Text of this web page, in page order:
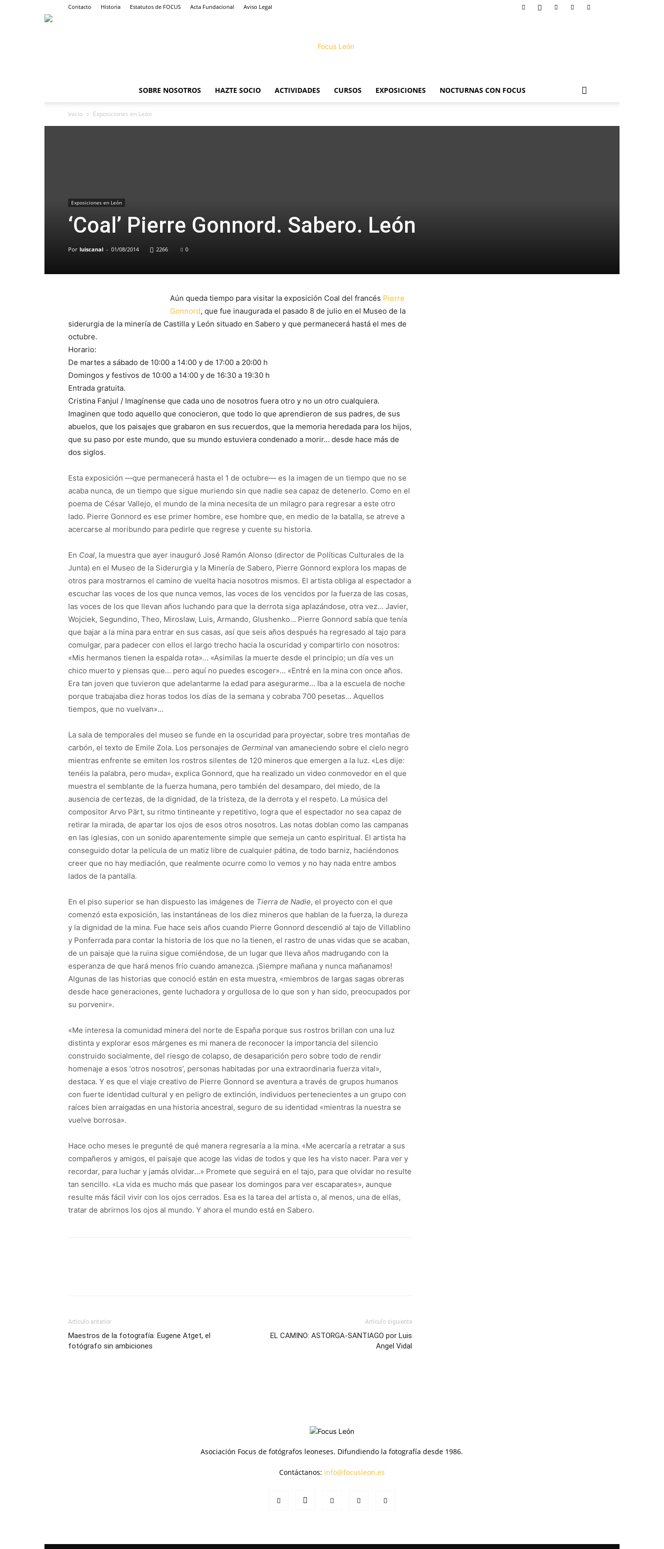
Contacto Historia Estatutos de FOCUS Acta Fundacional Aviso Legal
SOBRE NOSOTROS HAZTE SOCIO ACTIVIDADES CURSOS EXPOSICIONES NOCTURNAS CON FOCUS
Inicio Exposiciones en León
Exposiciones en León
‘Coal’ Pierre Gonnord. Sabero. León
Por luiscanal - 01/08/2014 2266 0
Aún queda tiempo para visitar la exposición Coal del francés Pierre
Gonnord, que fue inaugurada el pasado 8 de julio en el Museo de la
siderurgia de la minería de Castilla y León situado en Sabero y que permanecerá hastá el mes de
octubre.
Horario:
De martes a sábado de 10:00 a 14:00 y de 17:00 a 20:00 h
Domingos y festivos de 10:00 a 14:00 y de 16:30 a 19:30 h
Entrada gratuita.
Cristina Fanjul / Imagínense que cada uno de nosotros fuera otro y no un otro cualquiera.
Imaginen que todo aquello que conocieron, que todo lo que aprendieron de sus padres, de sus
abuelos, que los paisajes que grabaron en sus recuerdos, que la memoria heredada para los hijos,
que su paso por este mundo, que su mundo estuviera condenado a morir… desde hace más de
dos siglos.
Esta exposición —que permanecerá hasta el 1 de octubre— es la imagen de un tiempo que no se
acaba nunca, de un tiempo que sigue muriendo sin que nadie sea capaz de detenerlo. Como en el
poema de César Vallejo, el mundo de la mina necesita de un milagro para regresar a este otro
lado. Pierre Gonnord es ese primer hombre, ese hombre que, en medio de la batalla, se atreve a
acercarse al moribundo para pedirle que regrese y cuente su historia.
En Coal, la muestra que ayer inauguró José Ramón Alonso (director de Políticas Culturales de la
Junta) en el Museo de la Siderurgia y la Minería de Sabero, Pierre Gonnord explora los mapas de
otros para mostrarnos el camino de vuelta hacia nosotros mismos. El artista obliga al espectador a
escuchar las voces de los que nunca vemos, las voces de los vencidos por la fuerza de las cosas,
las voces de los que llevan años luchando para que la derrota siga aplazándose, otra vez… Javier,
Wojciek, Segundino, Theo, Miroslaw, Luis, Armando, Glushenko… Pierre Gonnord sabía que tenía
que bajar a la mina para entrar en sus casas, así que seis años después ha regresado al tajo para
comulgar, para padecer con ellos el largo trecho hacia la oscuridad y compartirlo con nosotros:
«Mis hermanos tienen la espalda rota»… «Asimilas la muerte desde el principio; un día ves un
chico muerto y piensas que… pero aquí no puedes escoger»… «Entré en la mina con once años.
Era tan joven que tuvieron que adelantarme la edad para asegurarme… Iba a la escuela de noche
porque trabajaba diez horas todos los días de la semana y cobraba 700 pesetas… Aquellos
tiempos, que no vuelvan»…
La sala de temporales del museo se funde en la oscuridad para proyectar, sobre tres montañas de
carbón, el texto de Emile Zola. Los personajes de Germinal van amaneciendo sobre el cielo negro
mientras enfrente se emiten los rostros silentes de 120 mineros que emergen a la luz. «Les dije:
tenéis la palabra, pero muda», explica Gonnord, que ha realizado un video conmovedor en el que
muestra el semblante de la fuerza humana, pero también del desamparo, del miedo, de la
ausencia de certezas, de la dignidad, de la tristeza, de la derrota y el respeto. La música del
compositor Arvo Pärt, su ritmo tintineante y repetitivo, logra que el espectador no sea capaz de
retirar la mirada, de apartar los ojos de esos otros nosotros. Las notas doblan como las campanas
en las iglesias, con un sonido aparentemente simple que semeja un canto espiritual. El artista ha
conseguido dotar la película de un matiz libre de cualquier pátina, de todo barniz, haciéndonos
creer que no hay mediación, que realmente ocurre como lo vemos y no hay nada entre ambos
lados de la pantalla.
En el piso superior se han dispuesto las imágenes de Tierra de Nadie, el proyecto con el que
comenzó esta exposición, las instantáneas de los diez mineros que hablan de la fuerza, la dureza
y la dignidad de la mina. Fue hace seis años cuando Pierre Gonnord descendió al tajo de Villablino
y Ponferrada para contar la historia de los que no la tienen, el rastro de unas vidas que se acaban,
de un paisaje que la ruina sigue comiéndose, de un lugar que lleva años madrugando con la
esperanza de que hará menos frío cuando amanezca. ¡Siempre mañana y nunca mañanamos!
Algunas de las historias que conoció están en esta muestra, «miembros de largas sagas obreras
desde hace generaciones, gente luchadora y orgullosa de lo que son y han sido, preocupados por
su porvenir».
«Me interesa la comunidad minera del norte de España porque sus rostros brillan con una luz
distinta y explorar esos márgenes es mi manera de reconocer la importancia del silencio
construido socialmente, del riesgo de colapso, de desaparición pero sobre todo de rendir
homenaje a esos ‘otros nosotros’, personas habitadas por una extraordinaria fuerza vital»,
destaca. Y es que el viaje creativo de Pierre Gonnord se aventura a través de grupos humanos
con fuerte identidad cultural y en peligro de extinción, individuos pertenecientes a un grupo con
raíces bien arraigadas en una historia ancestral, seguro de su identidad «mientras la nuestra se
vuelve borrosa».
Hace ocho meses le pregunté de qué manera regresaría a la mina. «Me acercaría a retratar a sus
compañeros y amigos, el paisaje que acoge las vidas de todos y que les ha visto nacer. Para ver y
recordar, para luchar y jamás olvidar…» Promete que seguirá en el tajo, para que olvidar no resulte
tan sencillo. «La vida es mucho más que pasear los domingos para ver escaparates», aunque
resulte más fácil vivir con los ojos cerrados. Esa es la tarea del artista o, al menos, una de ellas,
tratar de abrirnos los ojos al mundo. Y ahora el mundo está en Sabero.
Artículo anterior
Maestros de la fotografía: Eugene Atget, el
fotógrafo sin ambiciones
Artículo siguiente
EL CAMINO: ASTORGA-SANTIAGO por Luis
Angel Vidal
Asociación Focus de fotógrafos leoneses. Difundiendo la fotografía desde 1986.
Contáctanos: info@focusleon.es